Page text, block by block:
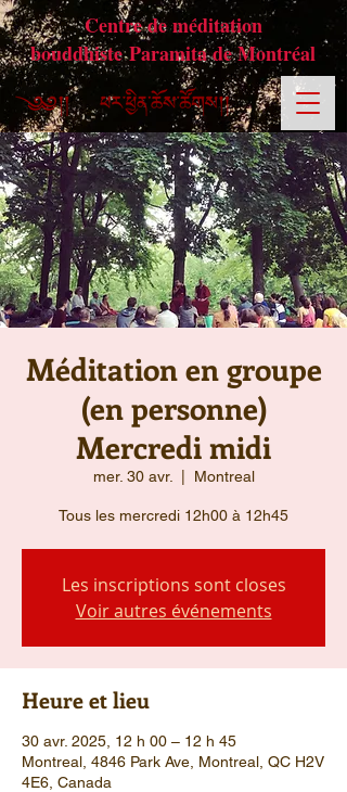
Centre de méditation
bouddhiste Paramita de Montréal
Méditation en groupe
(en personne)
Mercredi midi
mer. 30 avr. Montreal
Tous les mercredi 12h00 à 12h45
Les inscriptions sont closes
Voir autres événements
Heure et lieu
30 avr. 2025, 12 h 00 – 12 h 45
Montreal, 4846 Park Ave, Montreal, QC H2V
4E6, Canada